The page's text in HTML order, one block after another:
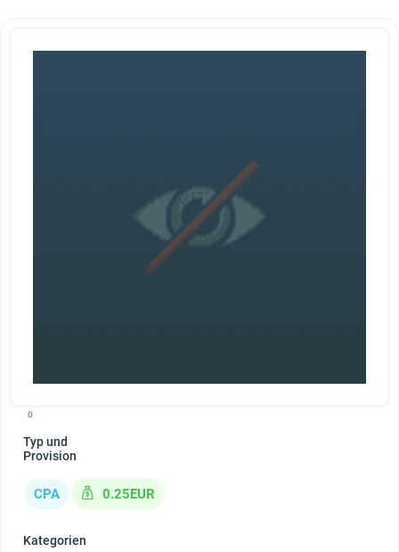
0
Typ und
Provision
CPA 0.25EUR
Kategorien